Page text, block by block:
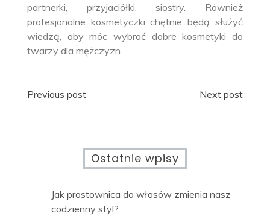
partnerki, przyjaciółki, siostry. Również
profesjonalne kosmetyczki chętnie będą służyć
wiedzą, aby móc wybrać dobre kosmetyki do
twarzy dla mężczyzn.
Nawigacja
Previous post Next post
Ostatnie wpisy
Jak prostownica do włosów zmienia nasz
codzienny styl?